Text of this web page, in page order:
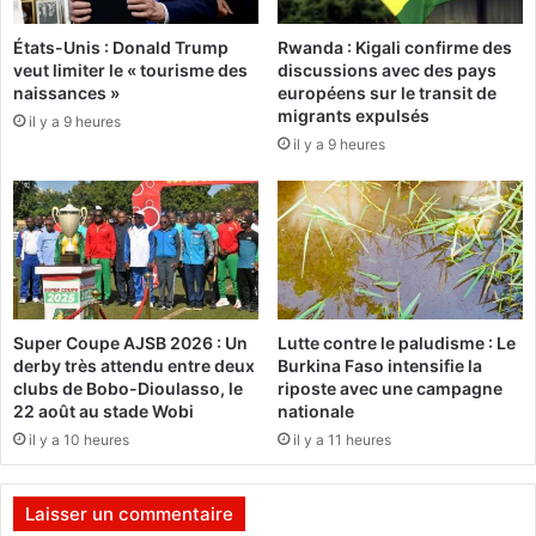
s
e
u
r
l
a
j
u
s
t
i
c
e
a
m
r
e
p
o
r
e
s
é
l
e
c
t
i
o
s
l
’
États-Unis : Donald Trump
veut limiter le « tourisme des
naissances »
il y a 9 heures
Rwanda : Kigali confirme des
discussions avec des pays
européens sur le transit de
migrants expulsés
il y a 9 heures
Super Coupe AJSB 2026 : Un
derby très attendu entre deux
clubs de Bobo-Dioulasso, le
22 août au stade Wobi
il y a 10 heures
Lutte contre le paludisme : Le
Burkina Faso intensifie la
riposte avec une campagne
nationale
il y a 11 heures
Laisser un commentaire